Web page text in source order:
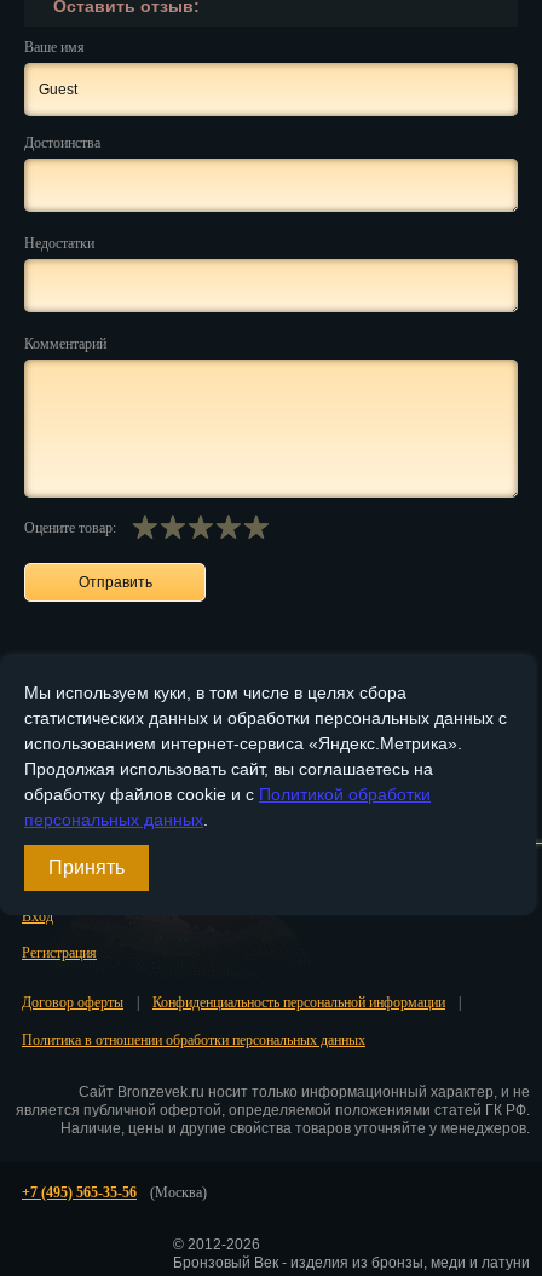
Саранск
Саратов
Сочи
Ставрополь
Сургут
Оставить отзыв:
Ваше имя
Достоинства
Недостатки
Комментарий
Оцените товар:
Мы используем куки, в том числе в целях сбора
статистических данных и обработки персональных данных с
использованием интернет-сервиса «Яндекс.Метрика».
Продолжая использовать сайт, вы соглашаетесь на
обработку файлов cookie и с Политикой обработки
персональных данных
Принять
Главная О компании Медные изделия Бронзовые изделия
Доставка и оплата
Вход
Регистрация
Договор оферты Конфиденциальность персональной информации
Политика в отношении обработки персональных данных
Сайт Bronzevek.ru носит только информационный характер, и не
является публичной офертой, определяемой положениями статей ГК РФ.
Наличие, цены и другие свойства товаров уточняйте у менеджеров.
+7 (495) 565-35-56 (Москва)
© 2012-2026
Бронзовый Век - изделия из бронзы, меди и латуни